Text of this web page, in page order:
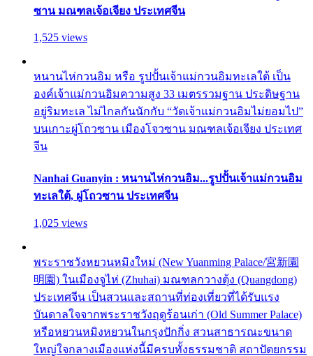
ซาน มณฑลเจ้อเจียง ประเทศจีน
1,525 views
หนานไห่กวนอิม หรือ รูปปั้นเจ้าแม่กวนอิมทะเลใต้ เป็น
องค์เจ้าแม่กวนอิมความสูง 33 เมตรรวมฐาน ประดิษฐาน
อยู่ริมทะเล ไม่ไกลกันนักกับ “วัดเจ้าแม่กวนอิมไม่ยอมไป”
บนเกาะผู่โถวซาน เมืองโจวซาน มณฑลเจ้อเจียง ประเทศ
จีน
Nanhai Guanyin : หนานไห่กวนอิม...รูปปั้นเจ้าแม่กวนอิม
ทะเลใต้, ผู่โถวซาน ประเทศจีน
1,025 views
พระราชวังหยวนหมิงใหม่ (New Yuanming Palace/宮新園
明園) ในเมืองจูไห่ (Zhuhai) มณฑลกวางตุ้ง (Quangdong)
ประเทศจีน เป็นสวนและสถานที่ท่องเที่ยวที่ได้รับแรง
บันดาลใจจากพระราชวังฤดูร้อนเก่า (Old Summer Palace)
หรือหยวนหมิงหยวนในกรุงปักกิ่ง สวนสาธารณะขนาด
ใหญ่ใจกลางเมืองแห่งนี้มีครบทั้งธรรมชาติ สถาปัตยกรรม